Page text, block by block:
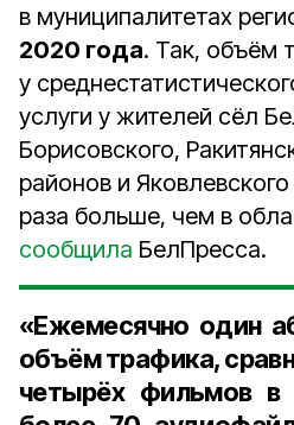
в муниципалитетах
2020 года. Так, объём
у
услуги у жителей сёл
Борисовского,
районов и Яковлевского
раза больше, чем в
сообщила БелПресса.
«Ежемесячно один
объём трафика,
четырёхфильмов в